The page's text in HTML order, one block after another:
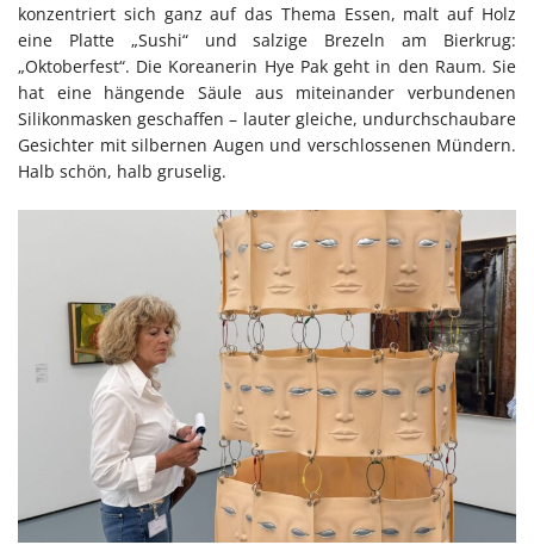
konzentriert sich ganz auf das Thema Essen, malt auf Holz
eine Platte „Sushi“ und salzige Brezeln am Bierkrug:
„Oktoberfest“. Die Koreanerin Hye Pak geht in den Raum. Sie
hat eine hängende Säule aus miteinander verbundenen
Silikonmasken geschaffen – lauter gleiche, undurchschaubare
Gesichter mit silbernen Augen und verschlossenen Mündern.
Halb schön, halb gruselig.